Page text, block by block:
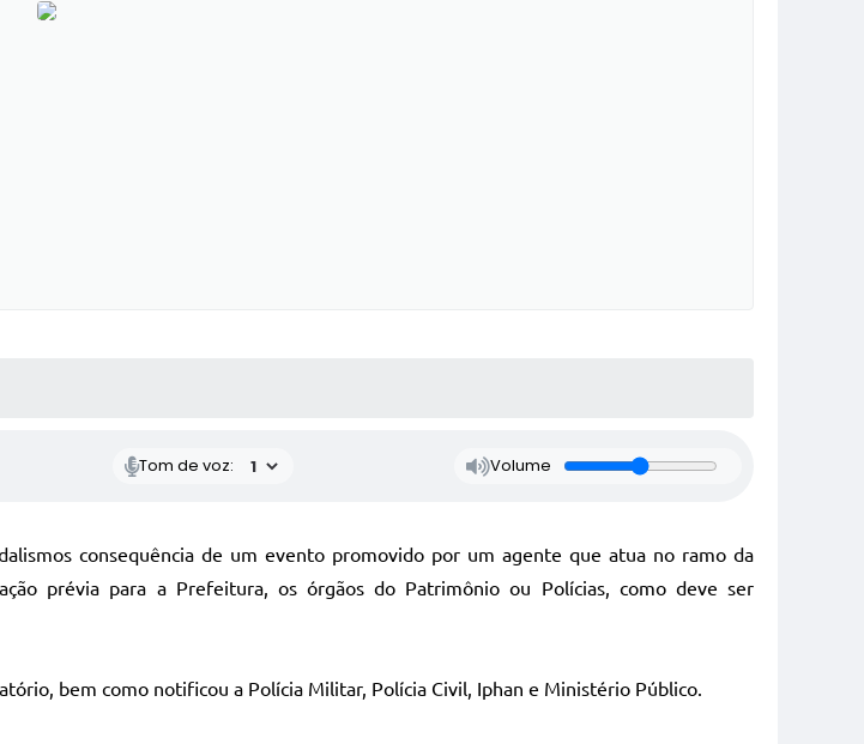
Tom de voz: Volume
consequência de um evento promovido por um agente que atua no ramo da
prévia para a Prefeitura, os órgãos do Patrimônio ou Polícias, como deve ser
bem como notificou a Polícia Militar, Polícia Civil, Iphan e Ministério Público.